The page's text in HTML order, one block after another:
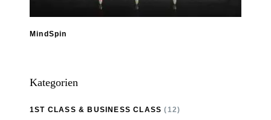
MindSpin
Kategorien
1ST CLASS & BUSINESS CLASS (12)